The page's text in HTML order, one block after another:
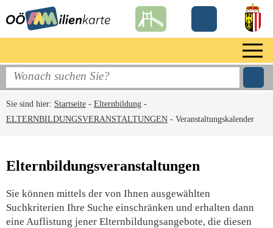
Sie sind hier: Startseite - Elternbildung -
ELTERNBILDUNGSVERANSTALTUNGEN - Veranstaltungskalender
Elternbildungsveranstaltungen
Sie können mittels der von Ihnen ausgewählten
Suchkriterien Ihre Suche einschränken und erhalten dann
eine Auflistung jener Elternbildungsangebote, die diesen